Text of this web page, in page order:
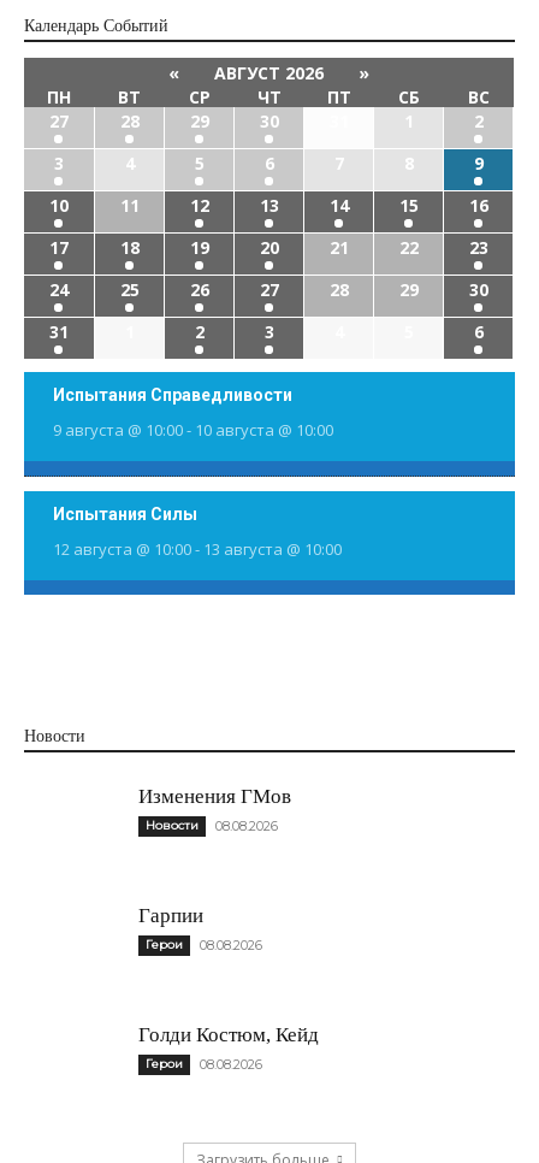
Календарь Cобытий
« АВГУСТ 2026
»
ПН
ВТ СР ЧТ ПТ СБ
ВС
27
28 29 30 1
2
3
4 5 6 7 8
9
10
11 12 13 14 15
16
17
18 19 20 21 22
23
24
25 26 27 28 29
30
31
2 3 6
Испытания Справедливости
9 августа @ 10:00- 10 августа @ 10:00
Испытания Силы
12 августа @ 10:00- 13 августа @ 10:00
Новости
Изменения ГМов
Новости 08.08.2026
Гарпии
Герои 08.08.2026
Голди Костюм, Кейд
Герои 08.08.2026